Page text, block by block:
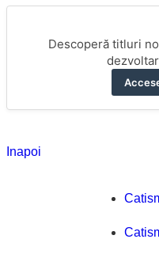
Descoperă titluri
Inapoi